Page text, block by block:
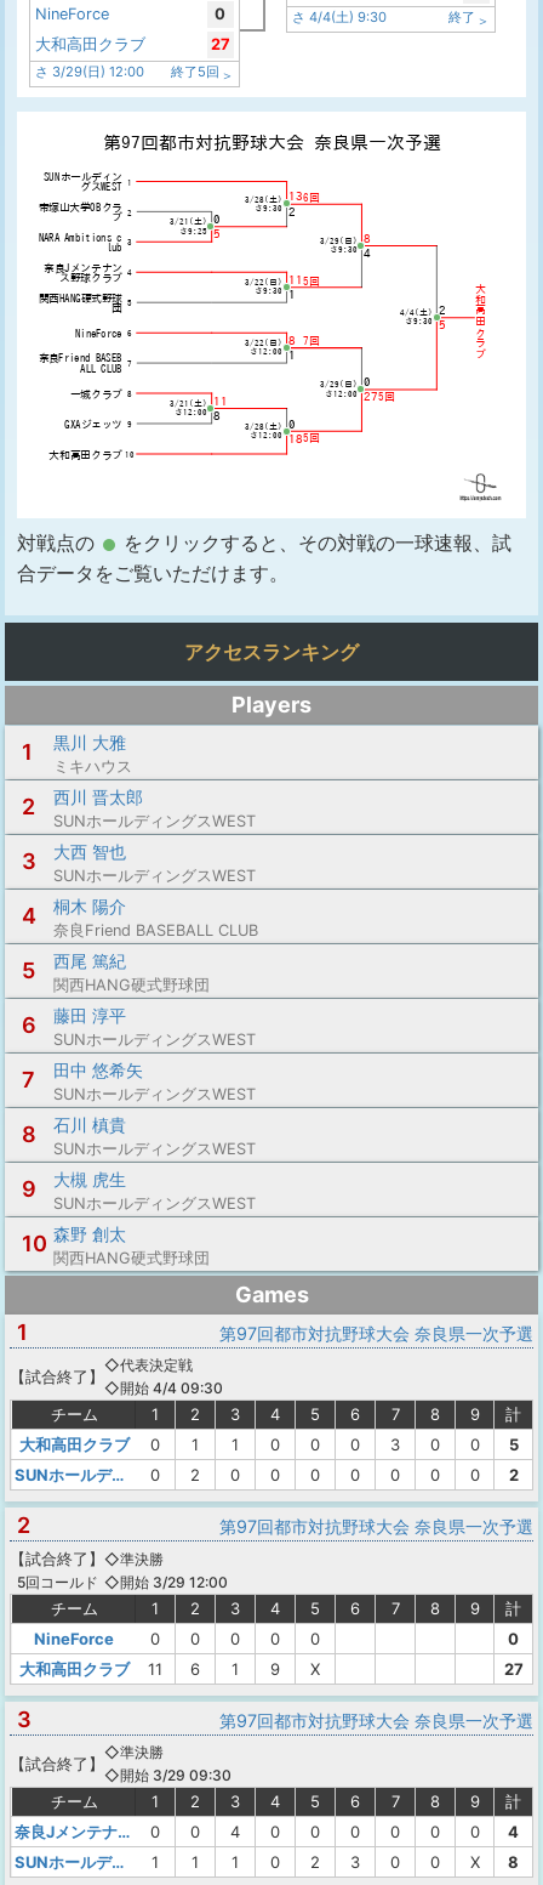
NineForce
0
大和高田クラブ
27
さ 3/29(日) 12:00 終了5回
さ 4/4(土) 9:30 終了
対戦点の
をクリックすると、その対戦の一球速報、試
合データをご覧いただけます。
アクセスランキング
Players
1
黒川 大雅
ミキハウス
2 西川 晋太郎
SUNホールディングスWEST
3 大西 智也
SUNホールディングスWEST
4 桐木 陽介
奈良Friend BASEBALL CLUB
5 西尾 篤紀
関西HANG硬式野球団
6 藤田 淳平
SUNホールディングスWEST
7 田中 悠希矢
SUNホールディングスWEST
8 石川 槙貴
SUNホールディングスWEST
9 大槻 虎生
SUNホールディングスWEST
10 森野 創太
関西HANG硬式野球団
Games
1
第97回都市対抗野球大会 奈良県一次予選
【試合終了 】
◇代表決定戦
◇開始 4/4 09:30
チーム 1 2 3 4 5 6 7 8 9
計
大和高田クラブ
0 1 1 0 0 0 3 0 0
5
SUNホールディングスWEST
0 2 0 0 0 0 0 0 0 2
2 第97回都市対抗野球大会 奈良県一次予選
【試合終了 】
5回コールド
◇準決勝
◇開始 3/29 12:00
チーム 1 2 3 4 5 6 7 8 9
計
NineForce
0 0 0 0 0
0
大和高田クラブ
11 6 1 9 X 27
3 第97回都市対抗野球大会 奈良県一次予選
【試合終了 】
◇準決勝
◇開始 3/29 09:30
チーム 1 2 3 4 5 6 7 8 9
計
奈良Jメンテナンス野球クラブ
0 0 4 0 0 0 0 0 0
4
SUNホールディングスWEST
1 1 1 0 2 3 0 0 X 8